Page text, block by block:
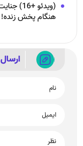
(ویدئو
هنگام پخش زنده!